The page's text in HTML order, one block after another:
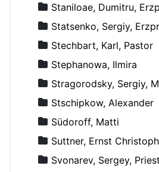
Staniloae, Dumitru,
Statsenko, Sergiy,
Stechbart, Karl, Pastor
Stephanowa, Ilmira
Stragorodsky, Sergiy,
Stschipkow, Alexander
Südoroff, Matti
Suttner, Ernst Christoph
Svonarev, Sergey,